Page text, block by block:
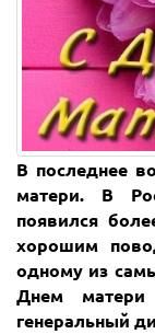
В последнее
матери. В
появился
хорошим
одному из
Днем матери
генеральный